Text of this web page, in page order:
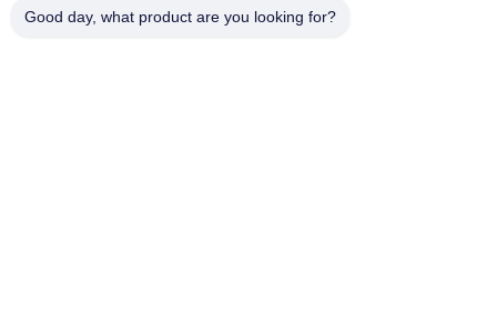
ติดต่อเร็ว
Good day, what product are you looking for?